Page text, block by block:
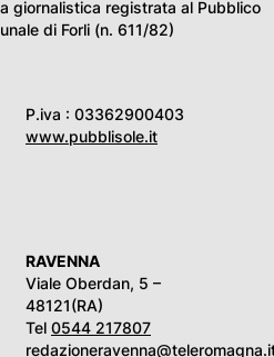
giornalistica registrata al Pubblico
di Forli (n. 611/82)
P.iva : 03362900403
www.pubblisole.it
RAVENNA
Viale Oberdan, 5 –
48121(RA)
Tel 0544 217807